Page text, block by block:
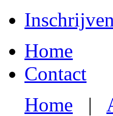
Home
Contact
Home |